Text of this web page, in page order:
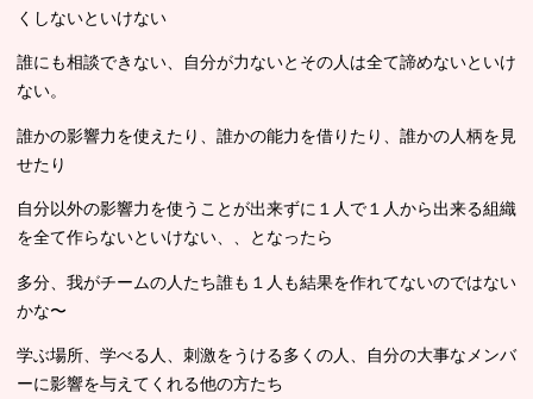
くしないといけない
誰にも相談できない、自分が力ないとその人は全て諦めないといけ
ない。
誰かの影響力を使えたり、誰かの能力を借りたり、誰かの人柄を見
せたり
自分以外の影響力を使うことが出来ずに１人で１人から出来る組織
を全て作らないといけない、、となったら
多分、我がチームの人たち誰も１人も結果を作れてないのではない
かな〜
学ぶ場所、学べる人、刺激をうける多くの人、自分の大事なメンバ
ーに影響を与えてくれる他の方たち